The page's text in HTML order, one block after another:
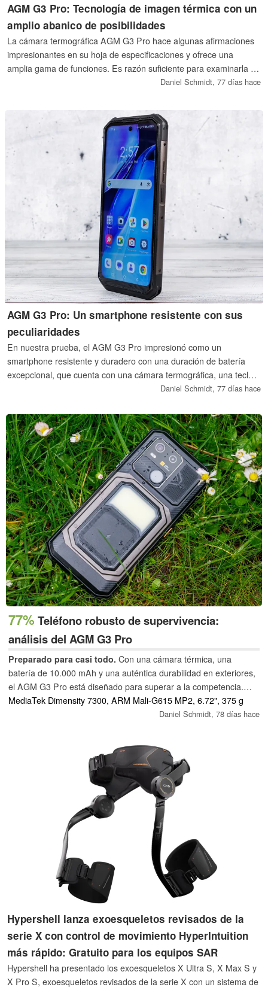
AGM G3 Pro: Tecnología de imagen térmica con un
amplio abanico de posibilidades
La cámara termográfica AGM G3 Pro hace algunas afirmaciones
impresionantes en su hoja de especificaciones y ofrece una
amplia gama de funciones. Es razón suficiente para examinarla de
Daniel Schmidt, 77 días hace
AGM G3 Pro: Un smartphone resistente con sus
peculiaridades
En nuestra prueba, el AGM G3 Pro impresionó como un
smartphone resistente y duradero con una duración de batería
excepcional, que cuenta con una cámara termográfica, una tecla
de función programable y un receptor de radio. Sin embargo, a
Daniel Schmidt, 77 días hace
77% Teléfono robusto de supervivencia:
análisis del AGM G3 Pro
Preparado para casi todo. Con una cámara térmica, una
batería de 10.000 mAh y una auténtica durabilidad en exteriores,
el AGM G3 Pro está diseñado para superar a la competencia.
Pero, ¿cuál es el rendimiento real de este resistente smartphone
en el uso diario, en el lugar de trabajo y en exteriores?
MediaTek Dimensity 7300, ARM Mali-G615 MP2, 6.72", 375 g
Daniel Schmidt, 78 días hace
Hypershell lanza exoesqueletos revisados de la
serie X con control de movimiento HyperIntuition
más rápido: Gratuito para los equipos SAR
Hypershell ha presentado los exoesqueletos X Ultra S, X Max S y
X Pro S, exoesqueletos revisados de la serie X con un sistema de